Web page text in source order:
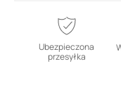
Ubezpieczona
przesyłka